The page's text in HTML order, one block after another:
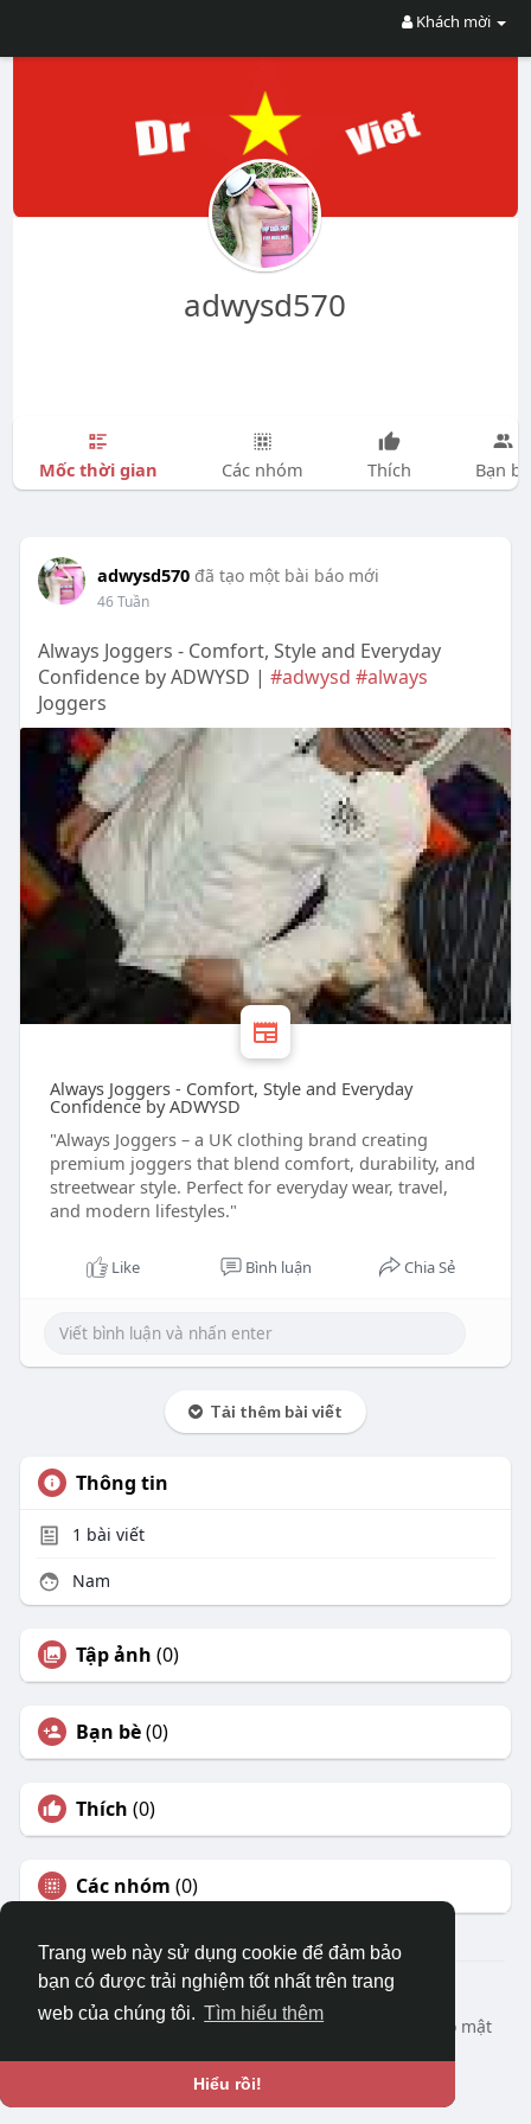
Trang web này sử dụng cookie để đảm bảo
bạn có được trải nghiệm tốt nhất trên trang
web của chúng tôi. Tìm hiểu thêm
Hiểu rồi!
Khách mời
adwysd570
Mốc thời gian Các nhóm Thích Bạn bè
adwysd570 đã tạo một bài báo mới
46 Tuần
Always Joggers - Comfort, Style and Everyday
Confidence by ADWYSD | #adwysd #always
Joggers
Always Joggers - Comfort, Style and Everyday
Confidence by ADWYSD
"Always Joggers – a UK clothing brand creating
premium joggers that blend comfort, durability, and
streetwear style. Perfect for everyday wear, travel,
and modern lifestyles."
Like Bình luận Chia Sẻ
Tải thêm bài viết
Thông tin
1 bài viết
Nam
Tập ảnh (0)
Bạn bè(0)
Thích (0)
Các nhóm (0)
© 2026 DRVIET.COM
Nhà
Bao Quát Liên hệ chúng tôi
Chính sách bảo mật
Ngôn ngữ